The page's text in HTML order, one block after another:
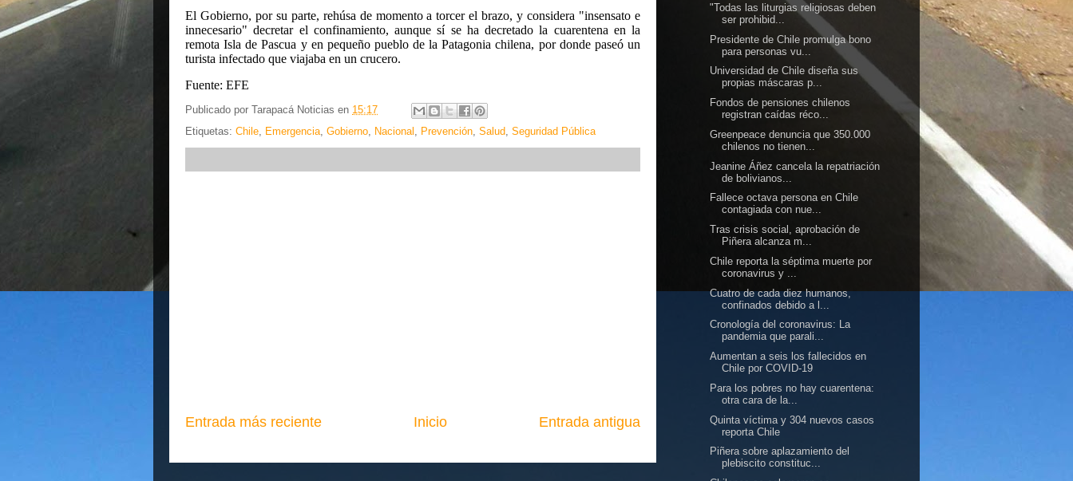
El Gobierno, por su parte, rehúsa de momento a torcer el brazo, y considera "insensato e
innecesario" decretar el confinamiento, aunque sí se ha decretado la cuarentena en la
remota Isla de Pascua y en pequeño pueblo de la Patagonia chilena, por donde paseó un
turista infectado que viajaba en un crucero.
Fuente: EFE
Publicado por Tarapacá Noticias en 15:17
Etiquetas: Chile, Emergencia, Gobierno, Nacional , Prevención, Salud, Seguridad Pública
Entrada más reciente Entrada antigua
Inicio
"Todas las liturgias religiosas deben
ser prohibid...
Presidente de Chile promulga bono
para personas vu...
Universidad de Chile diseña sus
propias máscaras p...
Fondos de pensiones chilenos
registran caídas réco...
Greenpeace denuncia que 350.000
chilenos no tienen...
Jeanine Áñez cancela la repatriación
de bolivianos...
Fallece octava persona en Chile
contagiada con nue...
Tras crisis social, aprobación de
Piñera alcanza m...
Chile reporta la séptima muerte por
coronavirus y ...
Cuatro de cada diez humanos,
confinados debido a l...
Cronología del coronavirus: La
pandemia que parali...
Aumentan a seis los fallecidos en
Chile por COVID-19
Para los pobres no hay cuarentena:
otra cara de la...
Quinta víctima y 304 nuevos casos
reporta Chile
Piñera sobre aplazamiento del
plebiscito constituc...